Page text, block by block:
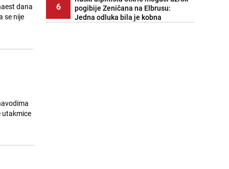
dana
se nije
utakmice
6
pogibije Zeničana na Elbrusu:
Jedna odluka bila je kobna